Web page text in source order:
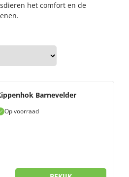
het comfort en de
Op voorraad
Barnevelder